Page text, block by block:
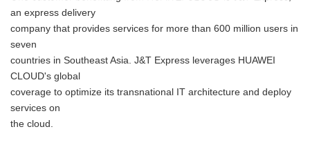
an express delivery
company that provides services for more than 600 million users in
seven
countries in Southeast Asia. J&T Express leverages HUAWEI
CLOUD's global
coverage to optimize its transnational IT architecture and deploy
services on
the cloud.